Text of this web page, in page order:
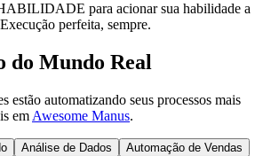
para acionar sua habilidade a
perfeita, sempre.
do Mundo Real
estão automatizando seus processos mais
em Awesome Manus.
Análise de Dados Automação de Vendas